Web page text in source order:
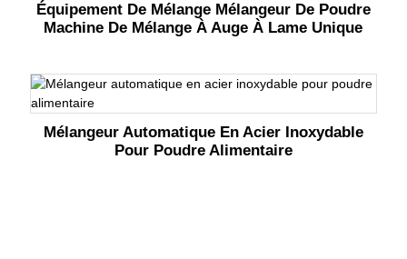
Équipement De Mélange Mélangeur De Poudre
Machine De Mélange À Auge À Lame Unique
Mélangeur Automatique En Acier Inoxydable
Pour Poudre Alimentaire